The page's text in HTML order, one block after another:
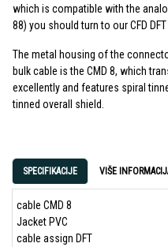
which is compatible with the
88) you should turn to our CFD DFT
The metal housing of the
bulk cable is the CMD 8, which
excellently and features spiral
tinned overall shield.
SPECIFIKACIJE VIŠE
cable CMD 8
Jacket PVC
cable assign DFT